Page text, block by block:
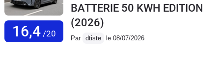
16,4/20
BATTERIE 50 KWH EDITION
(2026)
Par dtiste le 08/07/2026